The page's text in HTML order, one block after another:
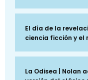
El día de la
ciencia ficción y el
La Odisea | Nolan